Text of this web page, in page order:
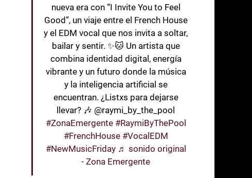
nueva era con “I Invite You to Feel
Good”, un viaje entre el French House
y el EDM vocal que nos invita a soltar,
bailar y sentir. ✨🐱 Un artista que
combina identidad digital, energía
vibrante y un futuro donde la música
y la inteligencia artificial se
encuentran. ¿Listxs para dejarse
llevar? 🎶 @raymi_by_the_pool
#ZonaEmergente #RaymiByThePool
#FrenchHouse #VocalEDM
#NewMusicFriday ♬ sonido original
- Zona Emergente